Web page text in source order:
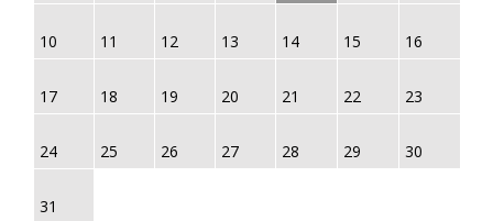
10 11 12 13 14 15 16
17 18 19 20 21 22 23
24 25 26 27 28 29 30
31